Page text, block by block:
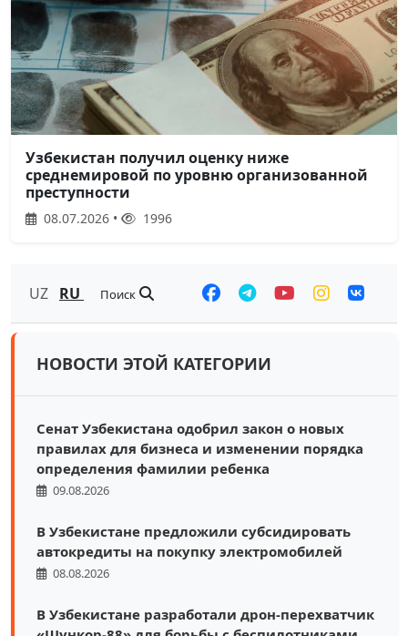
Узбекистан получил оценку ниже
среднемировой по уровню организованной
преступности
08.07.2026 • 1996
UZ RU Поиск
НОВОСТИ ЭТОЙ КАТЕГОРИИ
Сенат Узбекистана одобрил закон о новых
правилах для бизнеса и изменении порядка
определения фамилии ребенка
09.08.2026
В Узбекистане предложили субсидировать
автокредиты на покупку электромобилей
08.08.2026
В Узбекистане разработали дрон-перехватчик